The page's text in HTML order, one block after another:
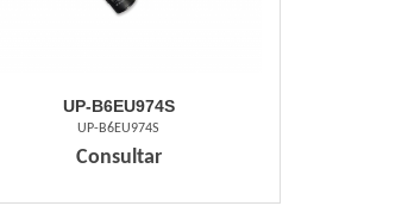
UP-B6EU974S
UP-B6EU974S
Consultar